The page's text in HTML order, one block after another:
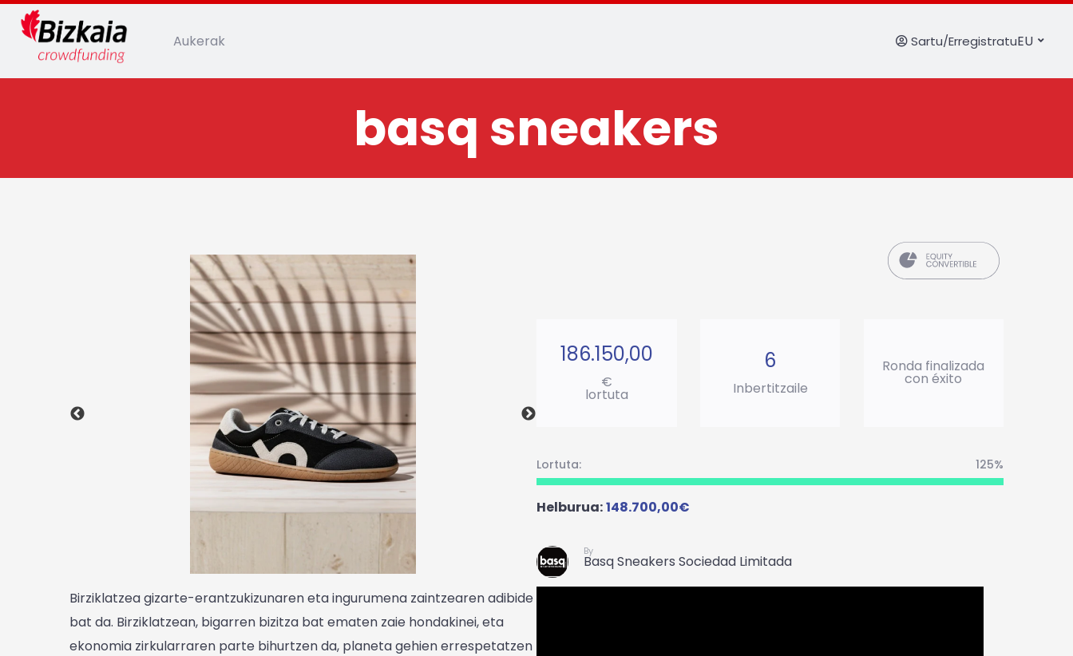
Aukerak Sartu/ErregistratuEU
basq sneakers
Birziklatzea gizarte-erantzukizunaren eta ingurumena zaintzearen adibide
bat da. Birziklatzean, bigarren bizitza bat ematen zaie hondakinei, eta
ekonomia zirkularraren parte bihurtzen da, planeta gehien errespetatzen
186.150,00
€
lortuta
6
Inbertitzaile
Ronda finalizada
con éxito
Lortuta: 125%
Helburua:148.700,00€
By
Basq Sneakers Sociedad Limitada